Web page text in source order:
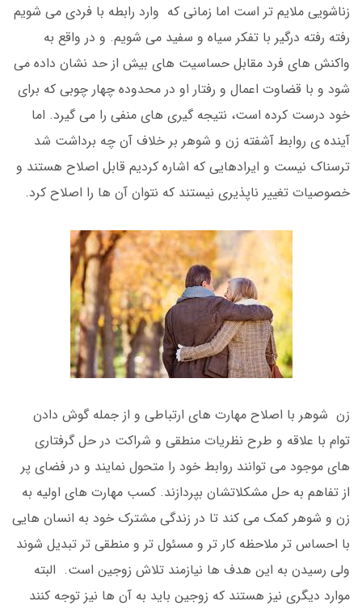
زناشویی ملایم تر است اما زمانی که وارد رابطه با فردی می شویم
رفته رفته درگیر با تفکر سیاه و سفید می شویم. و در واقع به
واکنش های فرد مقابل حساسیت های بیش از حد نشان داده می
شود و با قضاوت اعمال و رفتار او در محدوده چهار چوبی که برای
خود درست کرده است، نتیجه گیری های منفی را می گیرد. اما
آینده ی روابط آشفته زن و شوهر بر خلاف آن چه برداشت شد
ترسناک نیست و ایرادهایی که اشاره کردیم قابل اصلاح هستند و
خصوصیات تغییر ناپذیری نیستند که نتوان آن ها را اصلاح کرد.
زن شوهر با اصلاح مهارت های ارتباطی و از جمله گوش دادن
توام با علاقه و طرح نظریات منطقی و شراکت در حل گرفتاری
های موجود می توانند روابط خود را متحول نمایند و در فضای پر
از تفاهم به حل مشکلاتشان بپردازند. کسب مهارت های اولیه به
زن و شوهر کمک می کند تا در زندگی مشترک خود به انسان هایی
با احساس تر ملاحظه کار تر و مسئول تر و منطقی تر تبدیل شوند
ولی رسیدن به این هدف ها نیازمند تلاش زوجین است. البته
موارد دیگری نیز هستند که زوجین باید به آن ها نیز توجه کنند